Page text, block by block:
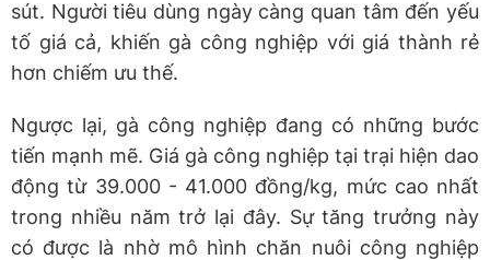
sút. Người tiêu dùng ngày càng quan tâm đến yếu
tố giá cả, khiến gà công nghiệp với giá thành rẻ
hơn chiếm ưu thế.
Ngược lại, gà công nghiệp đang có những bước
tiến mạnh mẽ. Giá gà công nghiệp tại trại hiện dao
động từ 39.000 - 41.000 đồng/kg, mức cao nhất
trong nhiều năm trở lại đây. Sự tăng trưởng này
có được là nhờ mô hình chăn nuôi công nghiệp